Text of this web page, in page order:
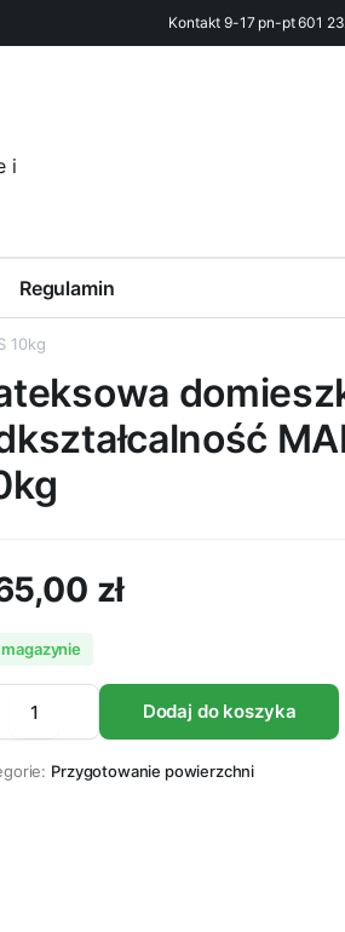
Kontakt 9-17 pn-pt 601
Regulamin
10kg
zł
domieszka
zwiększająca
odkształcalność
MAPEI
Dodaj do koszyka
Przygotowanie powierzchni